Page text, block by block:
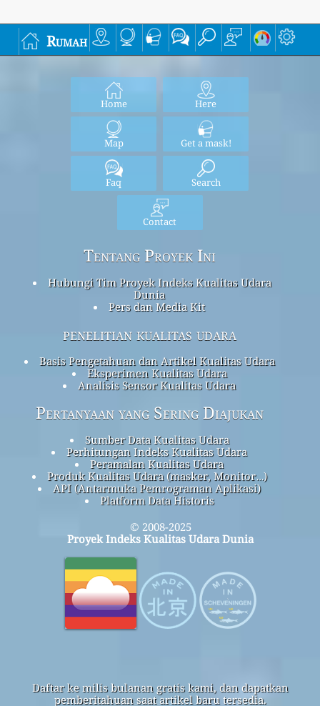
Rumah
Home Here
Map Get a mask!
Faq Search
Contact
Tentang Proyek Ini
Hubungi Tim Proyek Indeks Kualitas Udara
Dunia
Pers dan Media Kit
penelitian kualitas udara
Basis Pengetahuan dan Artikel Kualitas Udara
Eksperimen Kualitas Udara
Analisis Sensor Kualitas Udara
Pertanyaan yang Sering Diajukan
Sumber Data Kualitas Udara
Perhitungan Indeks Kualitas Udara
Peramalan Kualitas Udara
Produk Kualitas Udara (masker, Monitor…)
API (Antarmuka Pemrograman Aplikasi)
Platform Data Historis
© 2008-2025
Proyek Indeks Kualitas Udara Dunia
Daftar ke milis bulanan gratis kami, dan dapatkan
pemberitahuan saat artikel baru tersedia.